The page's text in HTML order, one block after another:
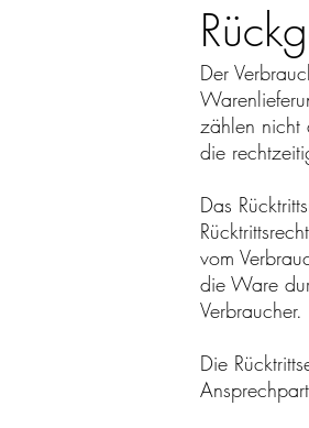
Der
zählen nicht
die
Das
vom
die Ware
Verbraucher.
Die